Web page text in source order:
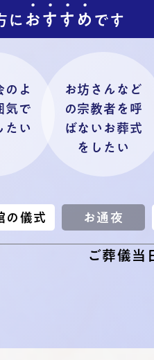
に お す す め です
のよ
気で
たい
お坊さんなど
の宗教者を呼
ばないお葬式
をしたい
の儀式 お通夜
ご葬儀当